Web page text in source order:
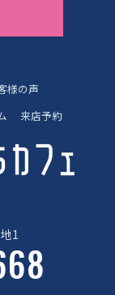
1
様の声
来店予約